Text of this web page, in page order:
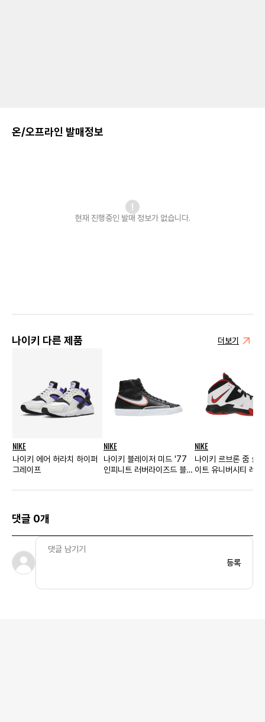
온/오프라인 발매정보
현재 진행중인 발매 정보가 없습니다.
나이키 다른 제품 더보기
NIKE
나이키 에어 허라치 하이퍼
그레이프
NIKE
나이키 블레이저 미드 '77
인피니트 러버라이즈드 블랙
NIKE
나이키 르브론 줌 솔
이트 유니버시티 레
댓글 0개
등록